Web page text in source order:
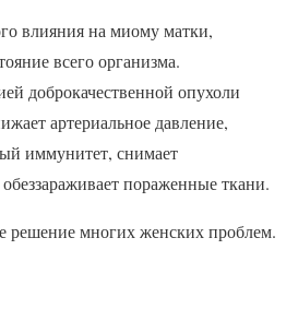
влияния на миому матки,
всего организма.
доброкачественной опухоли
артериальное давление,
иммунитет, снимает
пораженные ткани.
решение многих женских проблем.